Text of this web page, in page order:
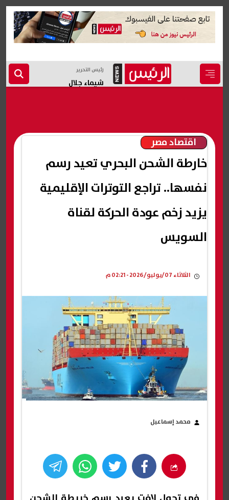
رئيس التحرير
شيماء جلال
اقتصاد مصر
خارطة الشحن البحري تعيد رسم
نفسها.. تراجع التوترات الإقليمية
يزيد زخم عودة الحركة لقناة
السويس
الثلاثاء 07/يوليو/2026 - 02:21 م
محمد إسماعيل